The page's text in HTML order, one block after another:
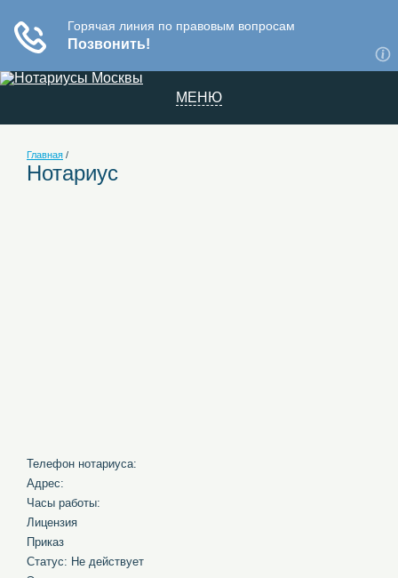
МЕНЮ
Главная /
Нотариус
Телефон нотариуса:
Адрес:
Часы работы:
Лицензия
Приказ
Статус: Не действует